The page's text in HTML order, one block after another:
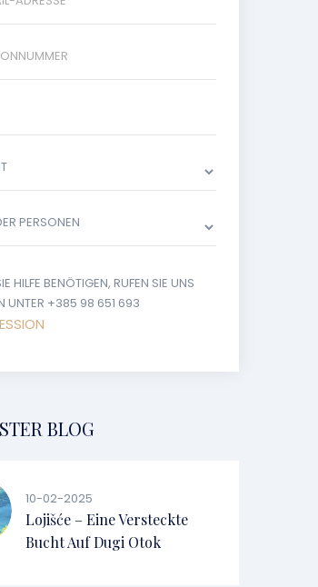
HILFE BENÖTIGEN, RUFEN SIE UNS
UNTER +385 98 651 693
BLOG
10-02-2025
Lojišće – Eine Versteckte
Bucht Auf Dugi Otok